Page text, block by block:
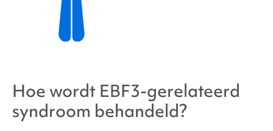
Hoe wordt EBF3-gerelateerd
syndroom behandeld?